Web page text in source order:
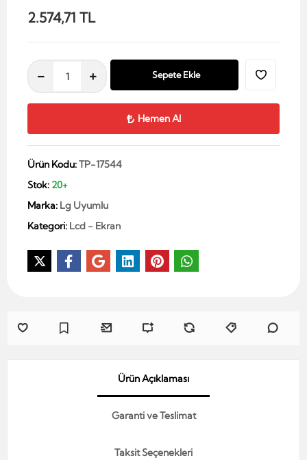
2.574,71 TL
Sepete Ekle
Hemen Al
Ürün Kodu:TP-17544
Stok: 20+
Marka: Lg Uyumlu
Kategori: Lcd - Ekran
Ürün Açıklaması
Garanti ve Teslimat
Taksit Seçenekleri